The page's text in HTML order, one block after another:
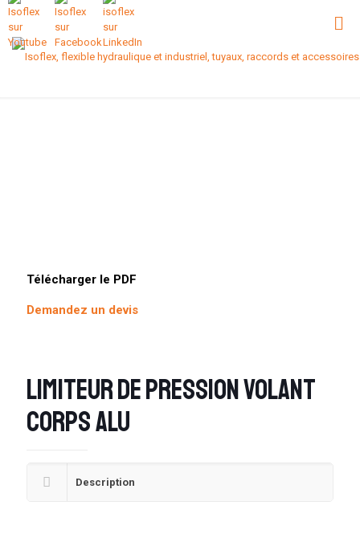
Télécharger le PDF
Demandez un devis
Limiteur de pression volant
corps alu
Description